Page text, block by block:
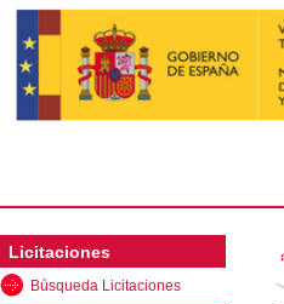
Licitaciones
Búsqueda Licitaciones